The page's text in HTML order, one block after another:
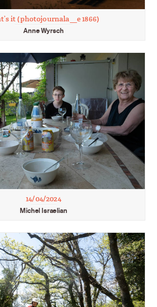
it (photojournala__e 1866)
Anne Wyrsch
14/04/2024
Michel Israelian